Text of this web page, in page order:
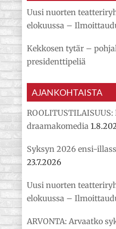
Uusi nuorten
elokuussa –
Kekkosen tytär –
presidenttipeliä
AJANKOHTAISTA
draamakomedia
Syksyn 2026 ensi-
23.7.2026
Uusi nuorten
elokuussa –
ARVONTA: Arvaatko